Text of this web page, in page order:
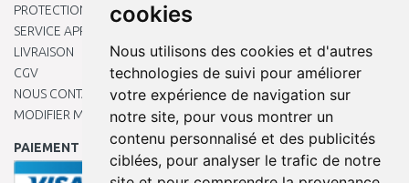
cookies
Nous utilisons des cookies et d'autres
technologies de suivi pour améliorer
votre expérience de navigation sur
notre site, pour vous montrer un
contenu personnalisé et des publicités
ciblées, pour analyser le trafic de notre
PROTECTION DES DONNÉES PERSONNELLES
SERVICE APRÈS-VENTE
LIVRAISON
CGV
NOUS CONTACTER
MODIFIER MES PRÉFÉRENCES DE COOKIES
PAIEMENT EN LIGNE